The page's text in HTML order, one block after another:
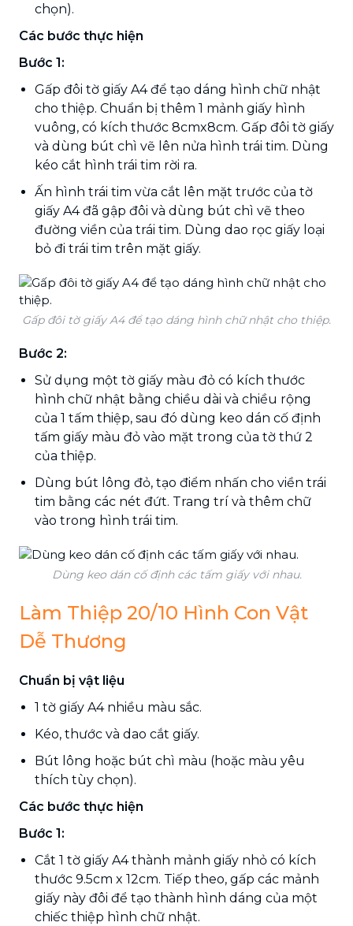
chọn).
Các bước thực hiện
Bước 1:
Gấp đôi tờ giấy A4 để tạo dáng hình chữ nhật
cho thiệp. Chuẩn bị thêm 1 mảnh giấy hình
vuông, có kích thước 8cmx8cm. Gấp đôi tờ giấy
và dùng bút chì vẽ lên nửa hình trái tim. Dùng
kéo cắt hình trái tim rời ra.
Ấn hình trái tim vừa cắt lên mặt trước của tờ
giấy A4 đã gập đôi và dùng bút chì vẽ theo
đường viền của trái tim. Dùng dao rọc giấy loại
bỏ đi trái tim trên mặt giấy.
Gấp đôi tờ giấy A4 để tạo dáng hình chữ nhật cho thiệp.
Bước 2:
Sử dụng một tờ giấy màu đỏ có kích thước
hình chữ nhật bằng chiều dài và chiều rộng
của 1 tấm thiệp, sau đó dùng keo dán cố định
tấm giấy màu đỏ vào mặt trong của tờ thứ 2
của thiệp.
Dùng bút lông đỏ, tạo điểm nhấn cho viền trái
tim bằng các nét đứt. Trang trí và thêm chữ
vào trong hình trái tim.
Dùng keo dán cố định các tấm giấy với nhau.
Làm Thiệp 20/10 Hình Con Vật
Dễ Thương
Chuẩn bị vật liệu
1 tờ giấy A4 nhiều màu sắc.
Kéo, thước và dao cắt giấy.
Bút lông hoặc bút chì màu (hoặc màu yêu
thích tùy chọn).
Các bước thực hiện
Bước 1:
Cắt 1 tờ giấy A4 thành mảnh giấy nhỏ có kích
thước 9.5cm x 12cm. Tiếp theo, gấp các mảnh
giấy này đôi để tạo thành hình dáng của một
chiếc thiệp hình chữ nhật.